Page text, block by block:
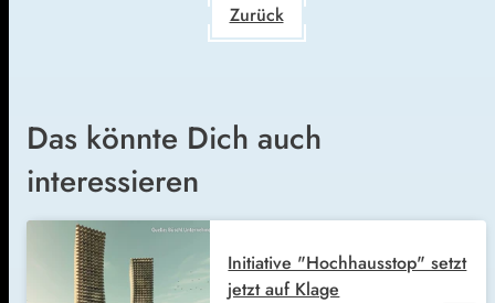
Zurück
Das könnte Dich auch
interessieren
Initiative "Hochhausstop" setzt
jetzt auf Klage